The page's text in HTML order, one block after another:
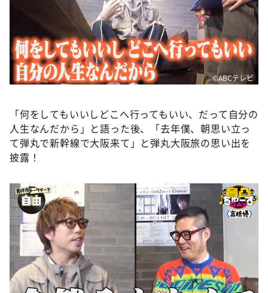
©ABCテレビ
「何をしてもいいしどこへ行ってもいい、だって自分の
人生なんだから」と語った後、「去年僕、朝思い立っ
て弾丸で新幹線で大阪来て」と弾丸大阪旅の思い出を
披露！